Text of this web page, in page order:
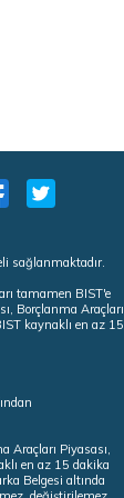
sağlanmaktadır.
tamamen BIST'e
Borçlanma Araçları
kaynaklı en az 15
Araçları Piyasası,
en az 15 dakika
Belgesi altında